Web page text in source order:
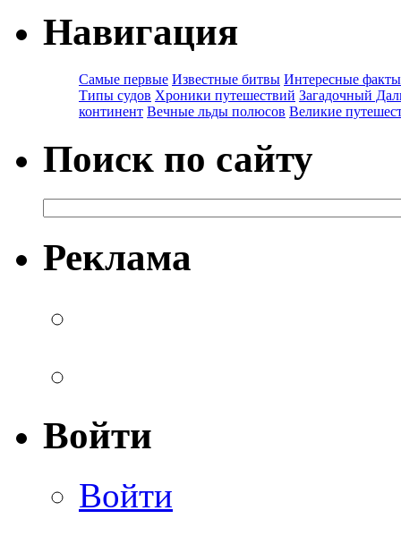
Навигация
Самые первые Известные битвы Интересные факты
Типы судов Хроники путешествий Загадочный
континент Вечные льды полюсов Великие
Поиск по сайту
Реклама
Войти
Войти